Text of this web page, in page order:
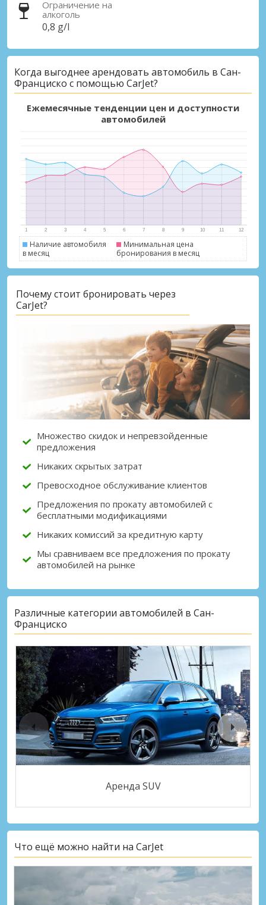
Ограничение на
алкоголь
0,8 g/l
Когда выгоднее арендовать автомобиль в Сан-
Франциско с помощью CarJet?
Ежемесячные тенденции цен и доступности
автомобилей
Наличие автомобиля
в месяц
Минимальная цена
бронирования в месяц
Почему стоит бронировать через
CarJet?
Множество скидок и непревзойденные
предложения
Никаких скрытых затрат
Превосходное обслуживание клиентов
Предложения по прокату автомобилей с
бесплатными модификациями
Никаких комиссий за кредитную карту
Мы сравниваем все предложения по прокату
автомобилей на рынке
Различные категории автомобилей в Сан-
Франциско
Аренда SUV
Что ещё можно найти на CarJet
Лучшие сбережения
Получите доступ к эксклюзивным
предложениям партнёров
Войти с помощью eLink